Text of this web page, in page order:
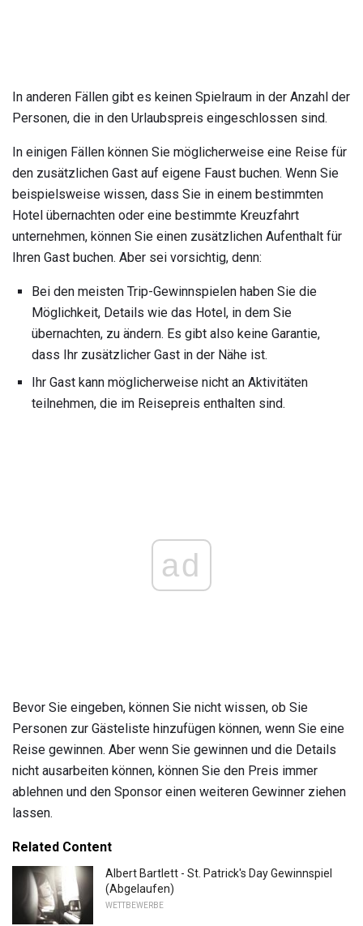
In anderen Fällen gibt es keinen Spielraum in der Anzahl der
Personen, die in den Urlaubspreis eingeschlossen sind.
In einigen Fällen können Sie möglicherweise eine Reise für
den zusätzlichen Gast auf eigene Faust buchen. Wenn Sie
beispielsweise wissen, dass Sie in einem bestimmten
Hotel übernachten oder eine bestimmte Kreuzfahrt
unternehmen, können Sie einen zusätzlichen Aufenthalt für
Ihren Gast buchen. Aber sei vorsichtig, denn:
Bei den meisten Trip-Gewinnspielen haben Sie die
Möglichkeit, Details wie das Hotel, in dem Sie
übernachten, zu ändern. Es gibt also keine Garantie,
dass Ihr zusätzlicher Gast in der Nähe ist.
Ihr Gast kann möglicherweise nicht an Aktivitäten
teilnehmen, die im Reisepreis enthalten sind.
ad
Bevor Sie eingeben, können Sie nicht wissen, ob Sie
Personen zur Gästeliste hinzufügen können, wenn Sie eine
Reise gewinnen. Aber wenn Sie gewinnen und die Details
nicht ausarbeiten können, können Sie den Preis immer
ablehnen und den Sponsor einen weiteren Gewinner ziehen
lassen.
Related Content
Albert Bartlett - St. Patrick's Day Gewinnspiel
(Abgelaufen)
WETTBEWERBE